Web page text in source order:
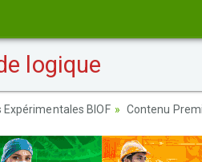
logique
BIOF Contenu